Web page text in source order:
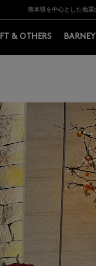
BARNEYS＞会員のお客様は
【夏季休業に伴う返品・交
熊本県を中心とした地
【開催中】
BARNEYS＞会員のお客様は
【夏季休業に伴う返品・交
& OTHERS